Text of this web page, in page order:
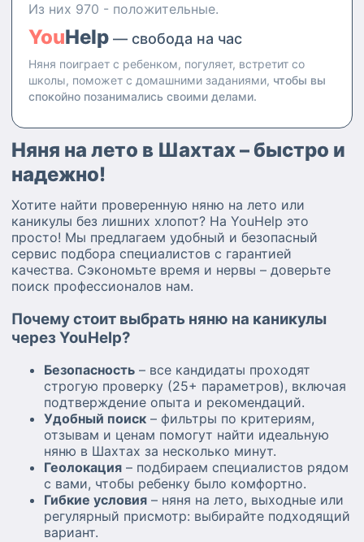
Из них 970 - положительные.
YouHelp — свобода на час
Няня поиграет с ребенком, погуляет, встретит со
школы, поможет с домашними заданиями, чтобы вы
спокойно позанимались своими делами.
Няня на лето в Шахтах – быстро и
надежно!
Хотите найти проверенную няню на лето или
каникулы без лишних хлопот? На YouHelp это
просто! Мы предлагаем удобный и безопасный
сервис подбора специалистов с гарантией
качества. Сэкономьте время и нервы – доверьте
поиск профессионалов нам.
Почему стоит выбрать няню на каникулы
через YouHelp?
Безопасность – все кандидаты проходят
строгую проверку (25+ параметров), включая
подтверждение опыта и рекомендаций.
Удобный поиск – фильтры по критериям,
отзывам и ценам помогут найти идеальную
няню в Шахтах за несколько минут.
Геолокация – подбираем специалистов рядом
с вами, чтобы ребенку было комфортно.
Гибкие условия – няня на лето, выходные или
регулярный присмотр: выбирайте подходящий
вариант.